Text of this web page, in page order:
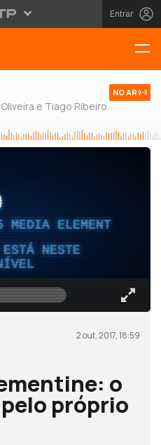
Entrar
e Tiago Ribeiro
NO AR
MEDIA ELEMENT
NESTE
2 out, 2017, 18:59
o
próprio